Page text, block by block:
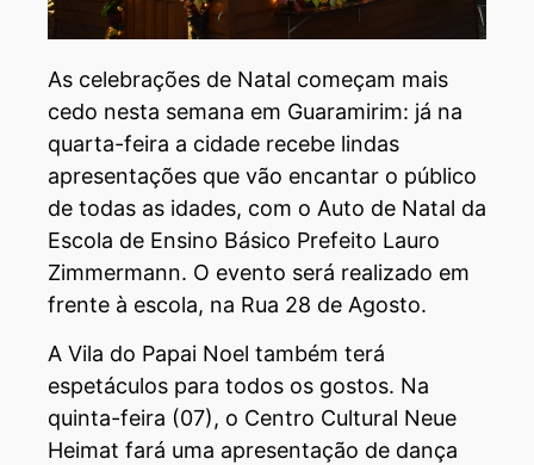
As celebrações de Natal começam mais
cedo nesta semana em Guaramirim: já na
quarta-feira a cidade recebe lindas
apresentações que vão encantar o público
de todas as idades, com o Auto de Natal da
Escola de Ensino Básico Prefeito Lauro
Zimmermann. O evento será realizado em
frente à escola, na Rua 28 de Agosto.
A Vila do Papai Noel também terá
espetáculos para todos os gostos. Na
quinta-feira (07), o Centro Cultural Neue
Heimat fará uma apresentação de dança